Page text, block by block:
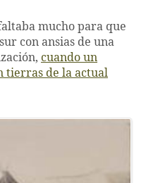
mucho para que
con ansias de una
cuando un
tierras de la actual